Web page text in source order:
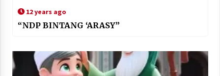
12 years ago
“NDP BINTANG ‘ARASY”